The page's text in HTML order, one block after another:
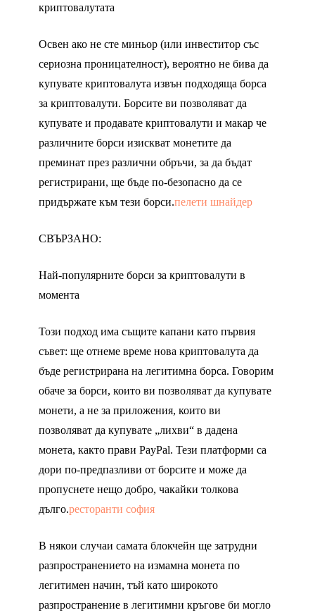
криптовалутата
Освен ако не сте миньор (или инвеститор със
сериозна проницателност), вероятно не бива да
купувате криптовалута извън подходяща борса
за криптовалути. Борсите ви позволяват да
купувате и продавате криптовалути и макар че
различните борси изискват монетите да
преминат през различни обръчи, за да бъдат
регистрирани, ще бъде по-безопасно да се
придържате към тези борси.пелети шнайдер
СВЪРЗАНО:
Най-популярните борси за криптовалути в
момента
Този подход има същите капани като първия
съвет: ще отнеме време нова криптовалута да
бъде регистрирана на легитимна борса. Говорим
обаче за борси, които ви позволяват да купувате
монети, а не за приложения, които ви
позволяват да купувате „лихви“ в дадена
монета, както прави PayPal. Тези платформи са
дори по-предпазливи от борсите и може да
пропуснете нещо добро, чакайки толкова
дълго.ресторанти софия
В някои случаи самата блокчейн ще затрудни
разпространението на измамна монета по
легитимен начин, тъй като широкото
разпространение в легитимни кръгове би могло